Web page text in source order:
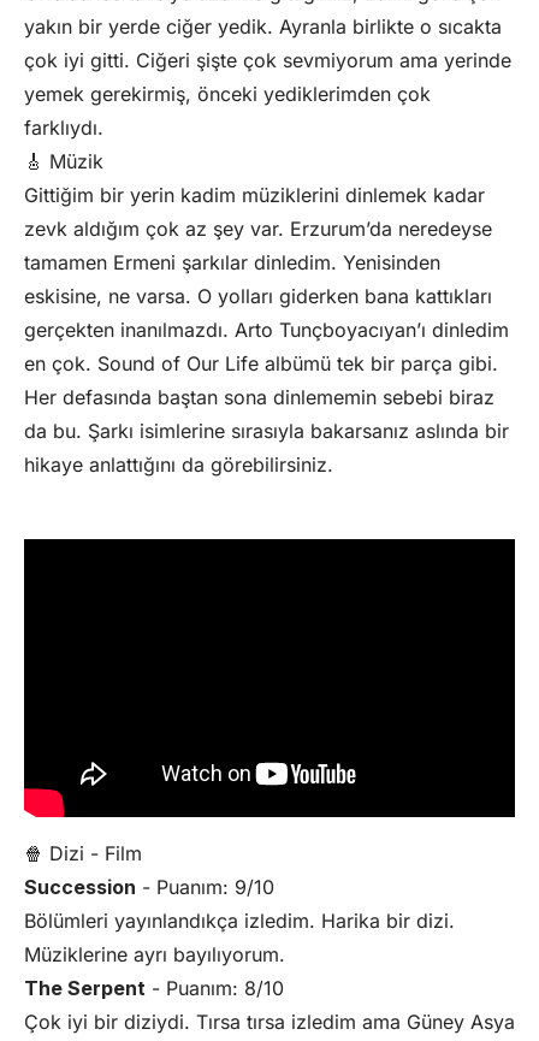
yakın bir yerde ciğer yedik. Ayranla birlikte o sıcakta
çok iyi gitti. Ciğeri şişte çok sevmiyorum ama yerinde
yemek gerekirmiş, önceki yediklerimden çok
farklıydı.
🎸 Müzik
Gittiğim bir yerin kadim müziklerini dinlemek kadar
zevk aldığım çok az şey var. Erzurum’da neredeyse
tamamen Ermeni şarkılar dinledim. Yenisinden
eskisine, ne varsa. O yolları giderken bana kattıkları
gerçekten inanılmazdı. Arto Tunçboyacıyan’ı dinledim
en çok. Sound of Our Life albümü tek bir parça gibi.
Her defasında baştan sona dinlememin sebebi biraz
da bu. Şarkı isimlerine sırasıyla bakarsanız aslında bir
hikaye anlattığını da görebilirsiniz.
🍿 Dizi - Film
Succession - Puanım: 9/10
Bölümleri yayınlandıkça izledim. Harika bir dizi.
Müziklerine ayrı bayılıyorum.
The Serpent - Puanım: 8/10
Çok iyi bir diziydi. Tırsa tırsa izledim ama Güney Asya